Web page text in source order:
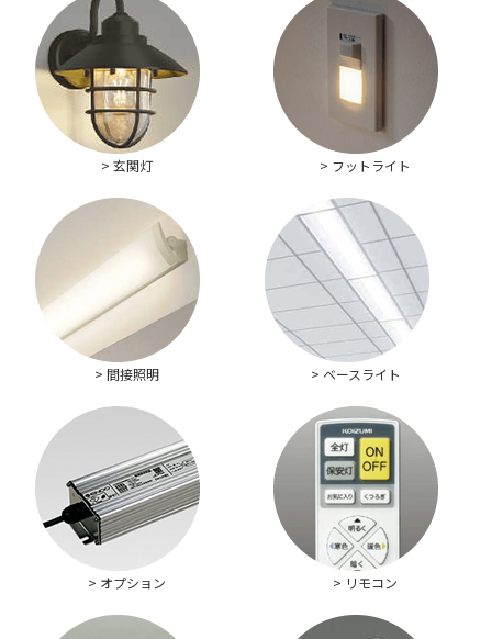
> 玄関灯 > フットライト
> 間接照明 > ベースライト
> オプション > リモコン